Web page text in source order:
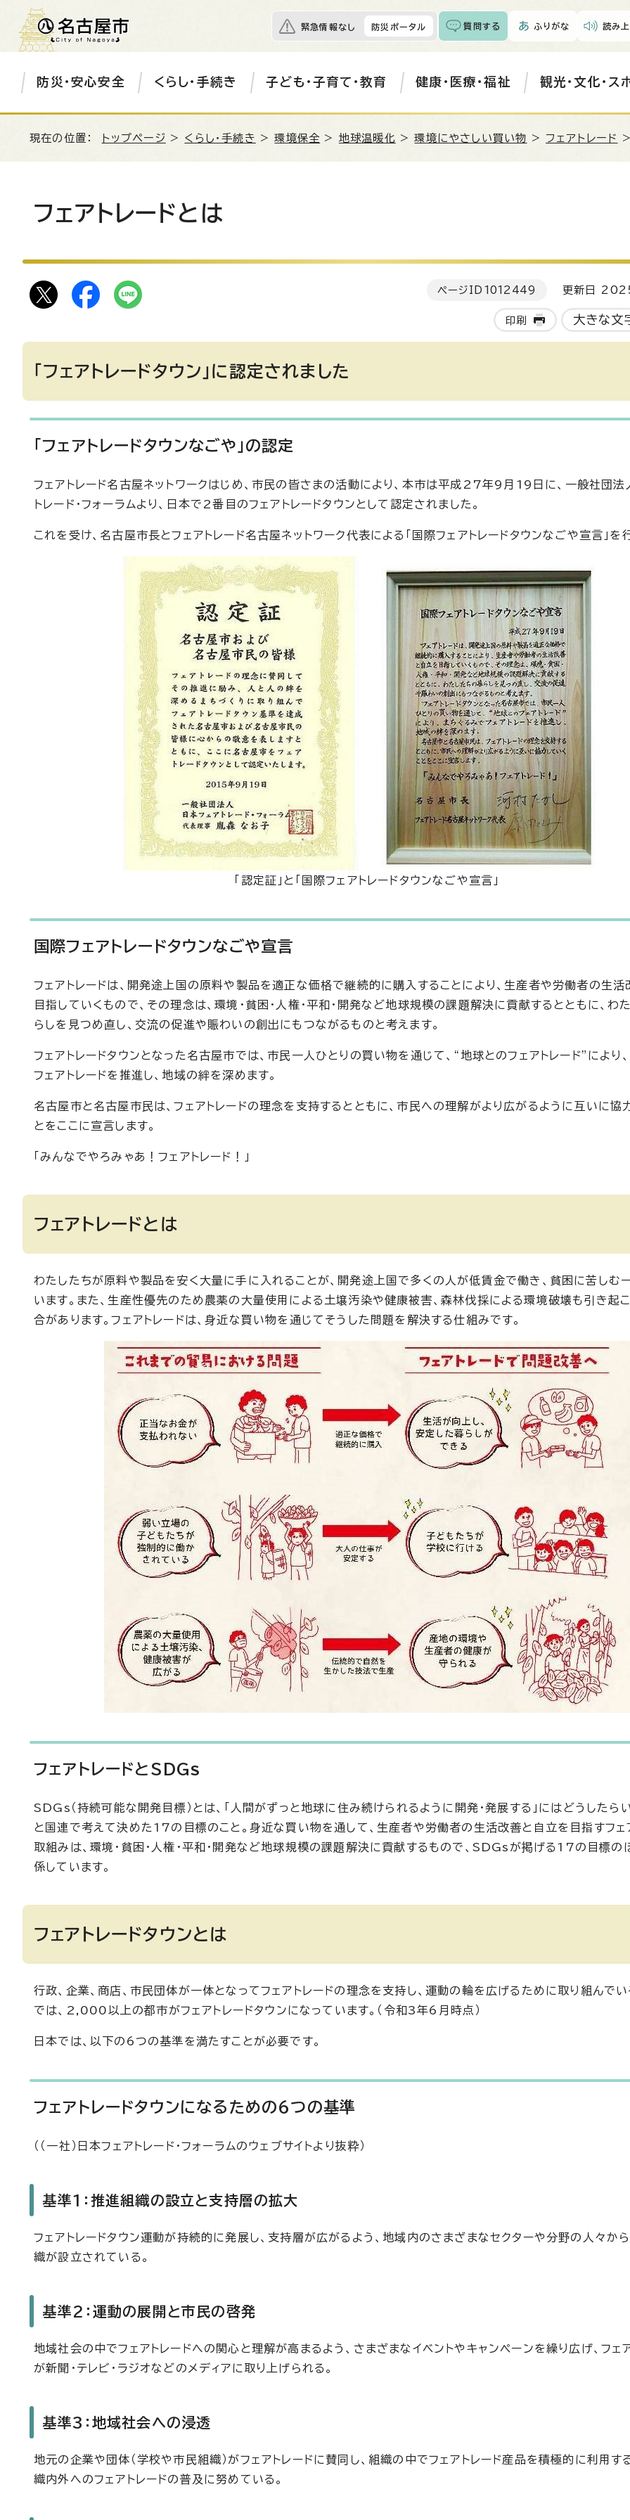
緊急情報なし 防災ポータル 質問する ふりがな 読み
防災・安心安全 くらし・手続き 子ども・子育て・教育 健康・医療・福祉 観光・文化・ス
現在の位置： トップページ > くらし・手続き >環境保全 > 地球温暖化 >環境にやさしい買い物 > フェアトレード
フェアトレードとは
ページID 1012449 更新日
印刷 大きな文
「フェアトレードタウン」に認定されました
「フェアトレードタウンなごや」の認定
フェアトレード名古屋ネットワークはじめ、市民の皆さまの活動により、本市は平成27年9月19日に、一般社団法
トレード・フォーラムより、日本で2番目のフェアトレードタウンとして認定されました。
これを受け、名古屋市長とフェアトレード名古屋ネットワーク代表による「国際フェアトレードタウンなごや宣言」を
「認定証」と「国際フェアトレードタウンなごや宣言」
国際フェアトレードタウンなごや宣言
フェアトレードは、開発途上国の原料や製品を適正な価格で継続的に購入することにより、生産者や労働者の生活
目指していくもので、その理念は、環境・貧困・人権・平和・開発など地球規模の課題解決に貢献するとともに、わ
らしを見つめ直し、交流の促進や賑わいの創出にもつながるものと考えます。
フェアトレードタウンとなった名古屋市では、市民一人ひとりの買い物を通じて、“地球とのフェアトレード”により
フェアトレードを推進し、地域の絆を深めます。
名古屋市と名古屋市民は、フェアトレードの理念を支持するとともに、市民への理解がより広がるように互いに協
とをここに宣言します。
「みんなでやろみゃあ！フェアトレード！」
フェアトレードとは
わたしたちが原料や製品を安く大量に手に入れることが、開発途上国で多くの人が低賃金で働き、貧困に苦しむ
います。また、生産性優先のため農薬の大量使用による土壌汚染や健康被害、森林伐採による環境破壊も引き起
合があります。フェアトレードは、身近な買い物を通じてそうした問題を解決する仕組みです。
フェアトレードとSDGs
SDGs（持続可能な開発目標）とは、「人間がずっと地球に住み続けられるように開発・発展する」にはどうしたら
と国連で考えて決めた17の目標のこと。身近な買い物を通して、生産者や労働者の生活改善と自立を目指すフェ
取組みは、環境・貧困・人権・平和・開発など地球規模の課題解決に貢献するもので、SDGsが掲げる17の目標の
係しています。
フェアトレードタウンとは
行政、企業、商店、市民団体が一体となってフェアトレードの理念を支持し、運動の輪を広げるために取り組んで
では、2,000以上の都市がフェアトレードタウンになっています。（令和3年6月時点）
日本では、以下の6つの基準を満たすことが必要です。
フェアトレードタウンになるための6つの基準
（（一社）日本フェアトレード・フォーラムのウェブサイトより抜粋）
基準1：推進組織の設立と支持層の拡大
フェアトレードタウン運動が持続的に発展し、支持層が広がるよう、地域内のさまざまなセクターや分野の人々か
織が設立されている。
基準2：運動の展開と市民の啓発
地域社会の中でフェアトレードへの関心と理解が高まるよう、さまざまなイベントやキャンペーンを繰り広げ、フェ
が新聞・テレビ・ラジオなどのメディアに取り上げられる。
基準3：地域社会への浸透
地元の企業や団体（学校や市民組織）がフェアトレードに賛同し、組織の中でフェアトレード産品を積極的に利用す
織内外へのフェアトレードの普及に努めている。